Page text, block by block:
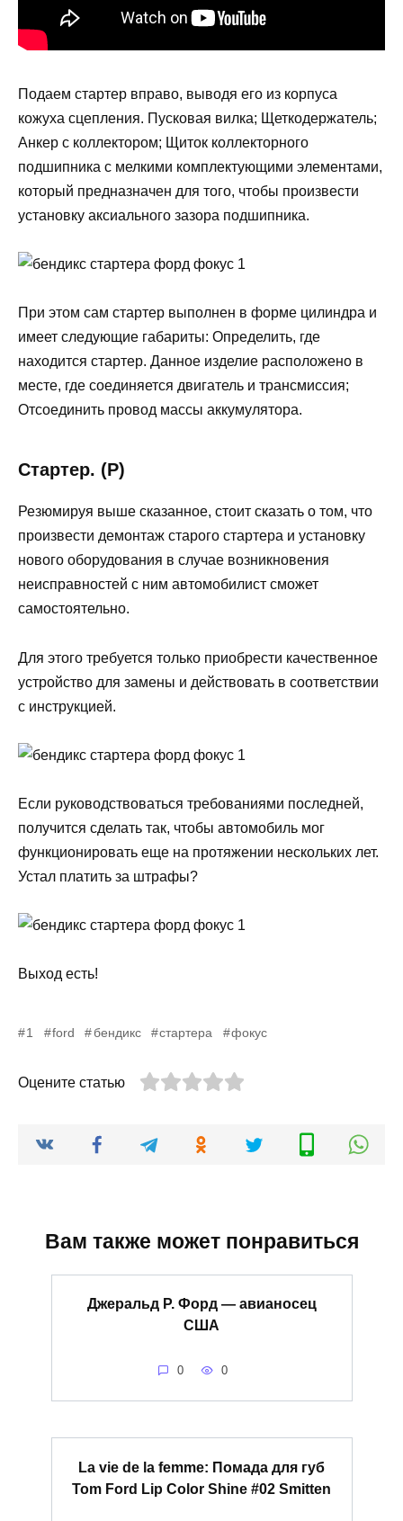
Подаем стартер вправо, выводя его из корпуса
кожуха сцепления. Пусковая вилка; Щеткодержатель;
Анкер с коллектором; Щиток коллекторного
подшипника с мелкими комплектующими элементами,
который предназначен для того, чтобы произвести
установку аксиального зазора подшипника.
При этом сам стартер выполнен в форме цилиндра и
имеет следующие габариты: Определить, где
находится стартер. Данное изделие расположено в
месте, где соединяется двигатель и трансмиссия;
Отсоединить провод массы аккумулятора.
Стартер. (Р)
Резюмируя выше сказанное, стоит сказать о том, что
произвести демонтаж старого стартера и установку
нового оборудования в случае возникновения
неисправностей с ним автомобилист сможет
самостоятельно.
Для этого требуется только приобрести качественное
устройство для замены и действовать в соответствии
с инструкцией.
Если руководствоваться требованиями последней,
получится сделать так, чтобы автомобиль мог
функционировать еще на протяжении нескольких лет.
Устал платить за штрафы?
Выход есть!
1 ford бендикс стартера фокус
Оцените статью
Вам также может понравиться
Джеральд Р. Форд — авианосец
США
0 0
La vie de la femme: Помада для губ
Tom Ford Lip Color Shine #02 Smitten